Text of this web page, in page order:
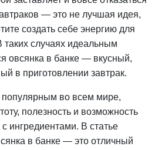
— это не лучшая идея,
создать себе энергию для
таких случаях идеальным
овсянка в банке — вкусный,
в приготовлении завтрак.
популярным во всем мире,
полезность и возможность
ингредиентами. В статье
в банке — это отличный